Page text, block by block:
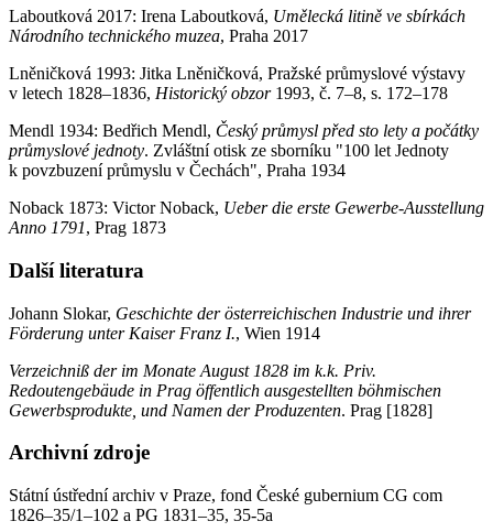
Laboutková 2017: Irena Laboutková, Umělecká litině ve sbírkách
Národního technického muzea, Praha 2017
Lněničková 1993: Jitka Lněničková, Pražské průmyslové výstavy
v letech 1828–1836, Historický obzor1993, č. 7–8, s. 172–178
Mendl 1934: Bedřich Mendl, Český průmysl před sto lety a počátky
průmyslové jednoty. Zvláštní otisk ze sborníku "100 let Jednoty
k povzbuzení průmyslu v Čechách", Praha 1934
Noback 1873: Victor Noback, Ueber die erste Gewerbe-Ausstellung
Anno 1791, Prag 1873
Další literatura
Johann Slokar, Geschichte der österreichischen Industrie und ihrer
Förderung unter Kaiser Franz I., Wien 1914
Verzeichniß der im Monate August 1828 im k.k. Priv.
Redoutengebäude in Prag öffentlich ausgestellten böhmischen
Gewerbsprodukte, und Namen der Produzenten. Prag [1828]
Archivní zdroje
Státní ústřední archiv v Praze, fond České gubernium CG com
1826–35/1–102 a PG 1831–35, 35-5a